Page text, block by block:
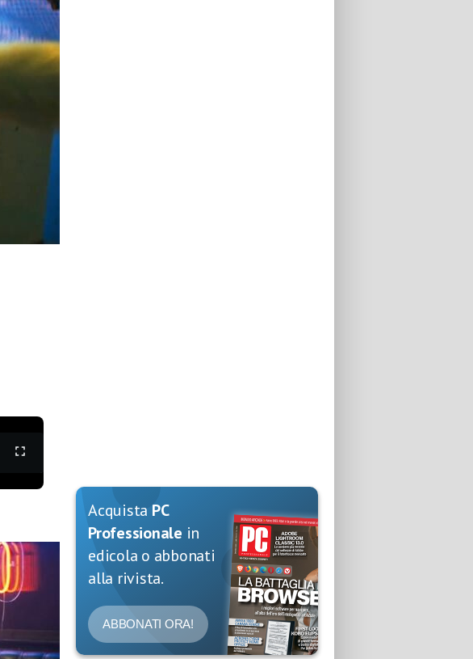
Acquista PC
Professionale in
edicola o abbonati
alla rivista.
ABBONATI ORA!